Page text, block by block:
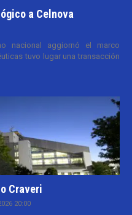
a Celnova
nacional aggiornó el marco
tuvo lugar una transacción
Craveri
20:00